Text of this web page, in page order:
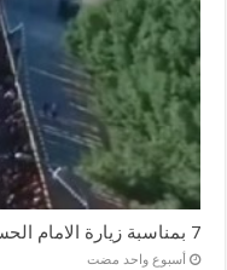
7 بمناسبة زيارة الامام الحسين عليه السلام زيارة الاربعين فيديو
‏أسبوع واحد مضت